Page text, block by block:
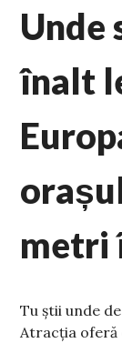
Unde
înalt
metri
Tu știi unde
Atracția oferă